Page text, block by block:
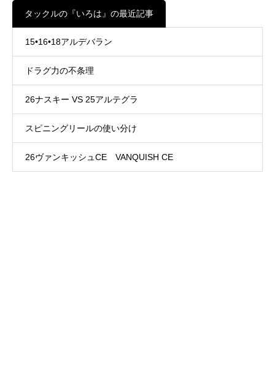
タックルの『いろは』の最近記事
15•16•18アルデバラン
ドラグ力の不条理
26ナスキー VS 25アルテグラ
スピニングリールの使い分け
26ヴァンキッシュCE VANQUISH CE